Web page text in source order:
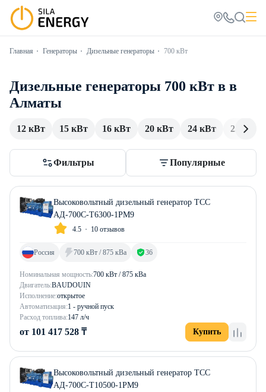
Главная Генераторы Дизельные генераторы 700 кВт
Дизельные генераторы 700 кВт в в
Алматы
12 кВт 15 кВт 16 кВт 20 кВт 24 кВт 25 кВт
Фильтры Популярные
Высоковольтный дизельный генератор ТСС
АД-700С-Т6300-1РМ9
4.5 10 отзывов
Номинальная мощность:700 кВт / 875 кВа
Двигатель:BAUDOUIN
Исполнение:открытое
Автоматизация:1 - ручной пуск
Расход топлива:147 л/ч
Россия 700 кВт / 875 кВа 36
от 101 417 528 ₸ Купить
Высоковольтный дизельный генератор ТСС
АД-700С-Т10500-1РМ9